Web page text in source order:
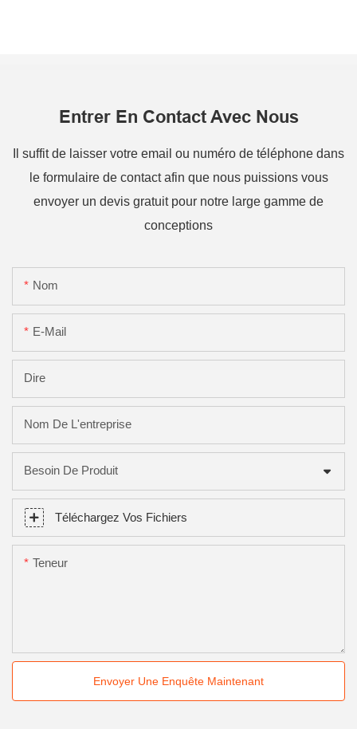
Entrer En Contact Avec Nous
Il suffit de laisser votre email ou numéro de téléphone dans
le formulaire de contact afin que nous puissions vous
envoyer un devis gratuit pour notre large gamme de
conceptions
Nom
E-Mail
Dire
Nom De L'entreprise
Besoin De Produit
Téléchargez Vos Fichiers
Teneur
Envoyer Une Enquête Maintenant